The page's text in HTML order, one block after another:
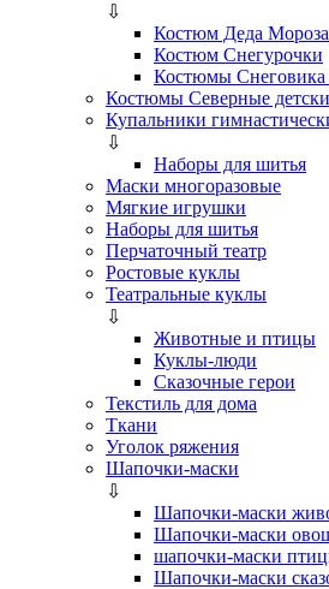
⇩
Костюм Деда Мороза
Костюм Снегурочки
Костюмы Снеговика
Костюмы Северные
Купальники
⇩
Наборы для шитья
Маски многоразовые
Мягкие игрушки
Наборы для шитья
Перчаточный театр
Ростовые куклы
Театральные куклы
⇩
Животные и птицы
Куклы-люди
Сказочные герои
Текстиль для дома
Ткани
Уголок ряжения
Шапочки-маски
⇩
Шапочки-маски
Шапочки-маски
шапочки-маски
Шапочки-маски